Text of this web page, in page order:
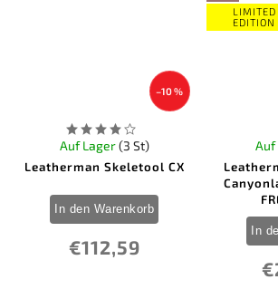
–10 %
Leatherman Skeletool CX
Auf Lager(3 St)
€112,59
In den Warenkorb
LIMITED
EDITION
In